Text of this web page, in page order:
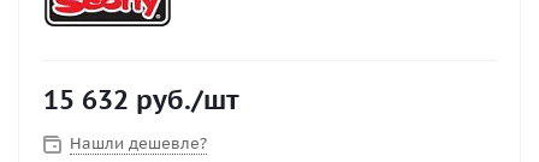
15 632 руб./шт
Нашли дешевле?